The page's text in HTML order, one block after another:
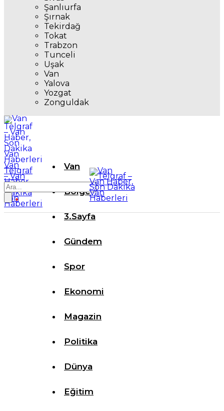
Şanlıurfa
Şırnak
Tekirdağ
Tokat
Trabzon
Tunceli
Uşak
Van
Yalova
Yozgat
Zonguldak
Van
Telgraf
– Van
Haber,
Son
Dakika
Van
Haberleri
Van
Bölge
3.Sayfa
Gündem
Spor
Ekonomi
Magazin
Politika
Dünya
Eğitim